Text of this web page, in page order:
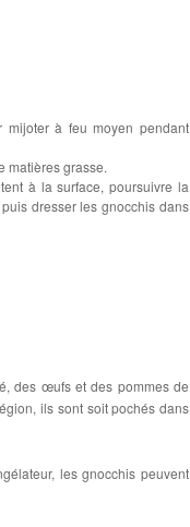
mijoter à feu moyen pendant
matières grasse.
à la surface, poursuivre la
dresser les gnocchis dans
des œufs et des pommes de
ils sont soit pochés dans
les gnocchis peuvent